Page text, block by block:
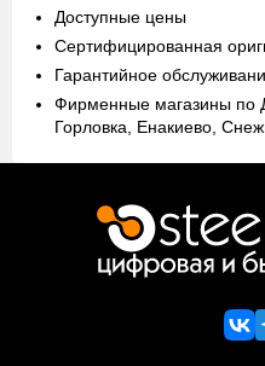
Доступные цены
Сертифицированная
Гарантийное
Фирменные магазины по
Горловка, Енакиево,